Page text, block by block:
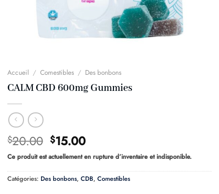
Accueil / Comestibles / Des bonbons
CALM CBD 600mg Gummies
$20.00 Le
prix
d'origine
était
$15.00Le
prix
actuel
est
Ce produit est actuellement en rupture d’inventaire et indisponible.
Catégories: Des bonbons, CDB, Comestibles